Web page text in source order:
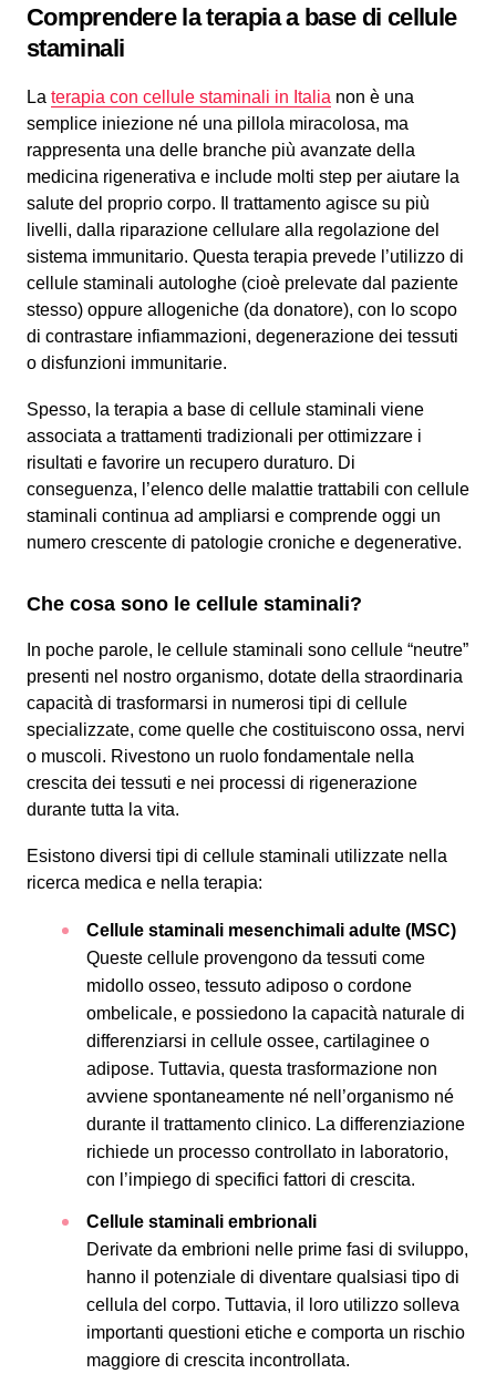
Comprendere la terapia a base di cellule
staminali
La terapia con cellule staminali in Italia non è una
semplice iniezione né una pillola miracolosa, ma
rappresenta una delle branche più avanzate della
medicina rigenerativa e include molti step per aiutare la
salute del proprio corpo. Il trattamento agisce su più
livelli, dalla riparazione cellulare alla regolazione del
sistema immunitario. Questa terapia prevede l’utilizzo di
cellule staminali autologhe (cioè prelevate dal paziente
stesso) oppure allogeniche (da donatore), con lo scopo
di contrastare infiammazioni, degenerazione dei tessuti
o disfunzioni immunitarie.
Spesso, la terapia a base di cellule staminali viene
associata a trattamenti tradizionali per ottimizzare i
risultati e favorire un recupero duraturo. Di
conseguenza, l’elenco delle malattie trattabili con cellule
staminali continua ad ampliarsi e comprende oggi un
numero crescente di patologie croniche e degenerative.
Che cosa sono le cellule staminali?
In poche parole, le cellule staminali sono cellule “neutre”
presenti nel nostro organismo, dotate della straordinaria
capacità di trasformarsi in numerosi tipi di cellule
specializzate, come quelle che costituiscono ossa, nervi
o muscoli. Rivestono un ruolo fondamentale nella
crescita dei tessuti e nei processi di rigenerazione
durante tutta la vita.
Esistono diversi tipi di cellule staminali utilizzate nella
ricerca medica e nella terapia:
Cellule staminali mesenchimali adulte (MSC)
Queste cellule provengono da tessuti come
midollo osseo, tessuto adiposo o cordone
ombelicale, e possiedono la capacità naturale di
differenziarsi in cellule ossee, cartilaginee o
adipose. Tuttavia, questa trasformazione non
avviene spontaneamente né nell’organismo né
durante il trattamento clinico. La differenziazione
richiede un processo controllato in laboratorio,
con l’impiego di specifici fattori di crescita.
Cellule staminali embrionali
Derivate da embrioni nelle prime fasi di sviluppo,
hanno il potenziale di diventare qualsiasi tipo di
cellula del corpo. Tuttavia, il loro utilizzo solleva
importanti questioni etiche e comporta un rischio
maggiore di crescita incontrollata.